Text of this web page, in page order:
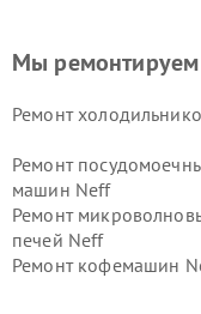
Мы ремонтируем
Ремонт
Ремонт
машин Neff
Ремонт
печей Neff
Ремонт кофемашин